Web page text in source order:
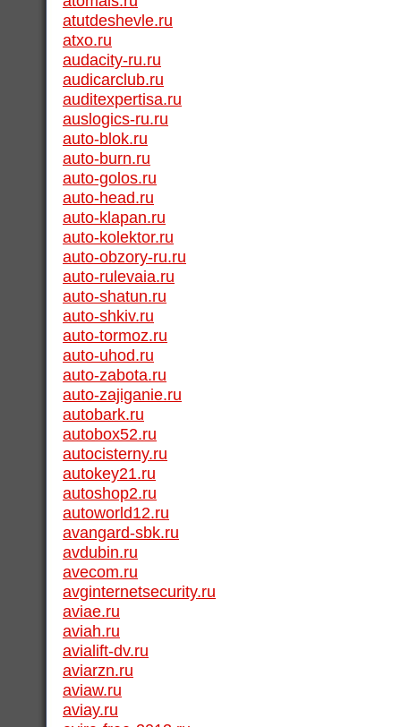
atutdeshevle.ru
atxo.ru
audacity-ru.ru
audicarclub.ru
auditexpertisa.ru
auslogics-ru.ru
auto-blok.ru
auto-burn.ru
auto-golos.ru
auto-head.ru
auto-klapan.ru
auto-kolektor.ru
auto-obzory-ru.ru
auto-rulevaia.ru
auto-shatun.ru
auto-shkiv.ru
auto-tormoz.ru
auto-uhod.ru
auto-zabota.ru
auto-zajiganie.ru
autobark.ru
autobox52.ru
autocisterny.ru
autokey21.ru
autoshop2.ru
autoworld12.ru
avangard-sbk.ru
avdubin.ru
avecom.ru
avginternetsecurity.ru
aviae.ru
aviah.ru
avialift-dv.ru
aviarzn.ru
aviaw.ru
aviay.ru